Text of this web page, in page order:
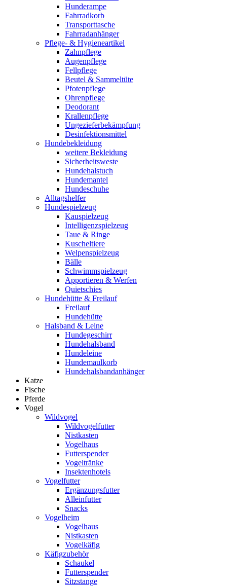
Hunderampe
Fahrradkorb
Transporttasche
Fahrradanhänger
Pflege- & Hygieneartikel
Zahnpflege
Augenpflege
Fellpflege
Beutel & Sammeltüte
Pfotenpflege
Ohrenpflege
Deodorant
Krallenpflege
Ungezieferbekämpfung
Desinfektionsmittel
Hundebekleidung
weitere Bekleidung
Sicherheitsweste
Hundehalstuch
Hundemantel
Hundeschuhe
Alltagshelfer
Hundespielzeug
Kauspielzeug
Intelligenzspielzeug
Taue & Ringe
Kuscheltiere
Welpenspielzeug
Bälle
Schwimmspielzeug
Apportieren & Werfen
Quietschies
Hundehütte & Freilauf
Freilauf
Hundehütte
Halsband & Leine
Hundegeschirr
Hundehalsband
Hundeleine
Hundemaulkorb
Hundehalsbandanhänger
Katze
Fische
Pferde
Vogel
Wildvogel
Wildvogelfutter
Nistkasten
Vogelhaus
Futterspender
Vogeltränke
Insektenhotels
Vogelfutter
Ergänzungsfutter
Alleinfutter
Snacks
Vogelheim
Vogelhaus
Nistkasten
Vogelkäfig
Käfigzubehör
Schaukel
Futterspender
Sitzstange